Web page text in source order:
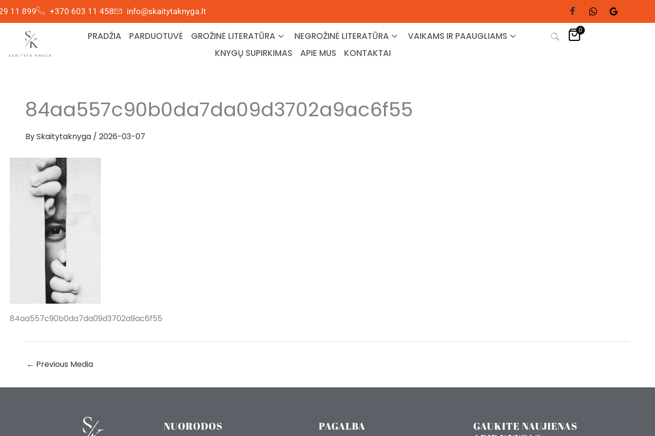
Skip
to
content
11 899 +370 603 11 458 info@skaitytaknyga.lt
PRADŽIA PARDUOTUVĖ GROŽINĖ LITERATŪRA NEGROŽINĖ LITERATŪRA
VAIKAMS IR PAAUGLIAMS
KNYGŲ SUPIRKIMAS
APIE MUS KONTAKTAI
0
84aa557c90b0da7da09d3702a9ac6f55
BySkaitytaknyga / 2026-03-07
84aa557c90b0da7da09d3702a9ac6f55
← Previous Media
NUORODOS PAGALBA
GAUKITE NAUJIENAS